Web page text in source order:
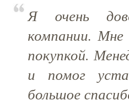
Я очень
компании. Мне
покупкой.
и помог
большое